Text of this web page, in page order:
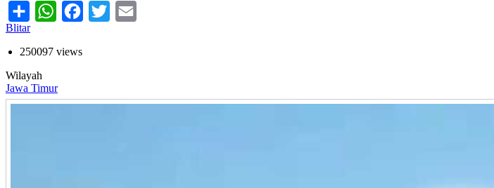
Share WhatsAppFacebookTwitter
Blitar
250097 views
Wilayah
Jawa Timur